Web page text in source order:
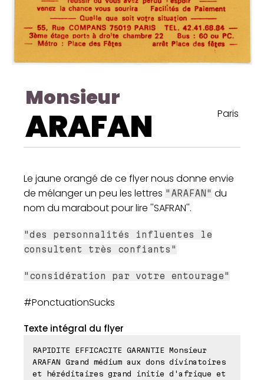
Monsieur
ARAFAN Paris
Le jaune orangé de ce flyer nous donne envie
de mélanger un peu les lettres "ARAFAN" du
nom du marabout pour lire ''SAFRAN''.
"des personnalités influentes le
consultent très confiants"
"considération par votre entourage"
#PonctuationSucks
Texte intégral du flyer
RAPIDITE EFFICACITE GARANTIE Monsieur
ARAFAN Grand médium aux dons divinatoires
et héréditaires grand initie d'afrique et